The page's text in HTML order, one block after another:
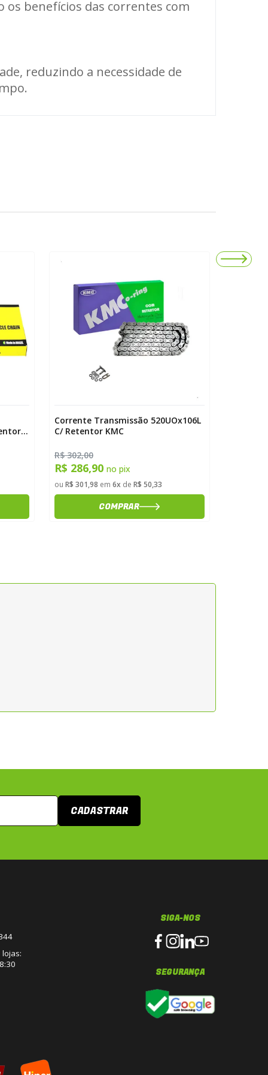
os benefícios das correntes com
reduzindo a necessidade de
Corrente Transmissão 520UOx106L
C/ Retentor KMC
R$ 302,00
R$ 286,90 no pix
ou R$ 301,98 em 6xde R$ 50,33
COMPRAR
CADASTRAR
SIGA-NOS
SEGURANÇA